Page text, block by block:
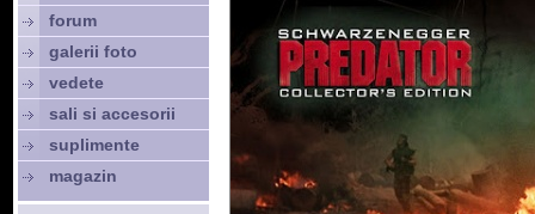
forum
galerii foto
vedete
sali si accesorii
suplimente
magazin